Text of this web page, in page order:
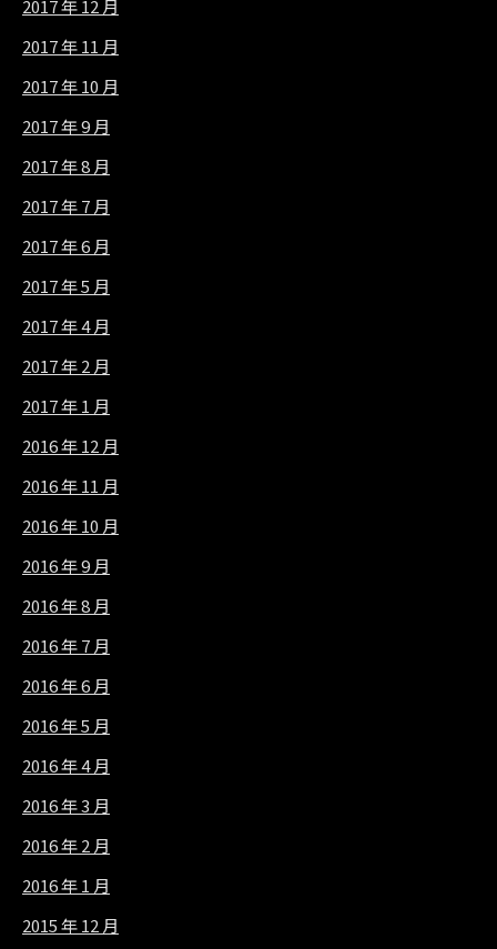
2017 年 12 月
2017 年 11 月
2017 年 10 月
2017 年 9 月
2017 年 8 月
2017 年 7 月
2017 年 6 月
2017 年 5 月
2017 年 4 月
2017 年 2 月
2017 年 1 月
2016 年 12 月
2016 年 11 月
2016 年 10 月
2016 年 9 月
2016 年 8 月
2016 年 7 月
2016 年 6 月
2016 年 5 月
2016 年 4 月
2016 年 3 月
2016 年 2 月
2016 年 1 月
2015 年 12 月